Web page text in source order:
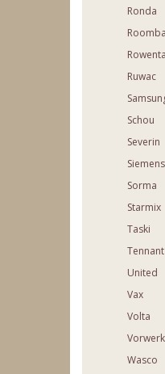
Ronda
Roomba
Rowenta
Ruwac
Schou
Severin
Siemens
Sorma
Starmix
Taski
Tennant
United
Vax
Volta
Vorwerk
Wasco